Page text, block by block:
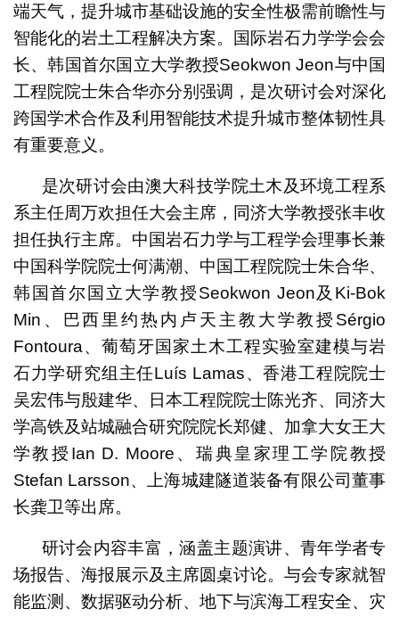
端天气，提升城市基础设施的安全性极需前瞻性与
智能化的岩土工程解决方案。国际岩石力学学会会
长、韩国首尔国立大学教授Seokwon Jeon与中国
工程院院士朱合华亦分别强调，是次研讨会对深化
跨国学术合作及利用智能技术提升城市整体韧性具
有重要意义。
是次研讨会由澳大科技学院土木及环境工程系
系主任周万欢担任大会主席，同济大学教授张丰收
担任执行主席。中国岩石力学与工程学会理事长兼
中国科学院院士何满潮、中国工程院院士朱合华、
韩国首尔国立大学教授Seokwon Jeon及Ki‑Bok
Min、巴西里约热内卢天主教大学教授Sérgio
Fontoura、葡萄牙国家土木工程实验室建模与岩
石力学研究组主任Luís Lamas、香港工程院院士
吴宏伟与殷建华、日本工程院院士陈光齐、同济大
学高铁及站城融合研究院院长郑健、加拿大女王大
学教授Ian D. Moore、瑞典皇家理工学院教授
Stefan Larsson、上海城建隧道装备有限公司董事
长龚卫等出席。
研讨会内容丰富，涵盖主题演讲、青年学者专
场报告、海报展示及主席圆桌讨论。与会专家就智
能监测、数据驱动分析、地下与滨海工程安全、灾